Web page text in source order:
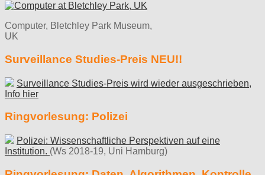
Computer, Bletchley Park Museum,
UK
Surveillance Studies-Preis NEU!!
Surveillance Studies-Preis wird wieder ausgeschrieben,
Info hier
Ringvorlesung: Polizei
Polizei: Wissenschaftliche Perspektiven auf eine
Institution. (Ws 2018-19, Uni Hamburg)